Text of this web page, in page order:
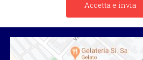
Accetta e invia